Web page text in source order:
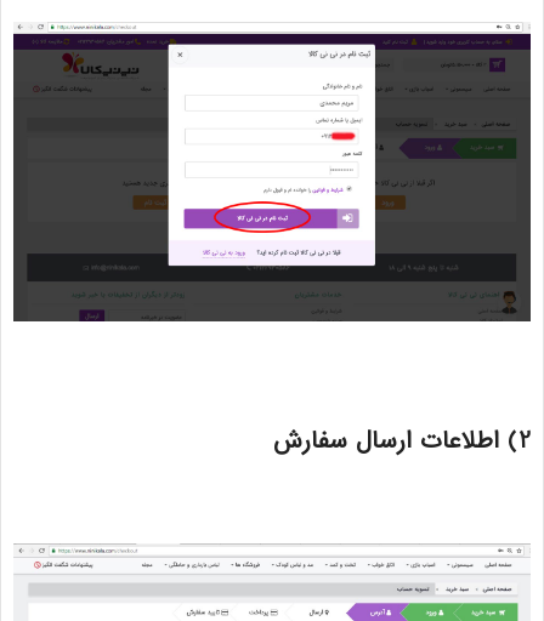
2) اطلاعات ارسال سفارش